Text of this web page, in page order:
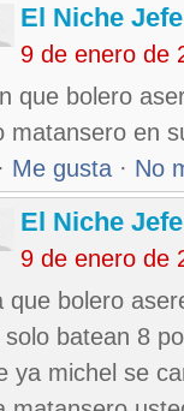
El Niche
9 de enero de
que bolero
matansero en
· Me gusta · No
El Niche
9 de enero de
que bolero
solo batean 8
ya michel se